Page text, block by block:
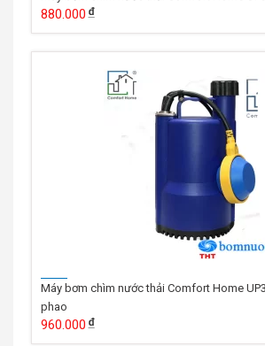
880.000
Máy bơm chìm nước thải Comfort Home
phao
960.000